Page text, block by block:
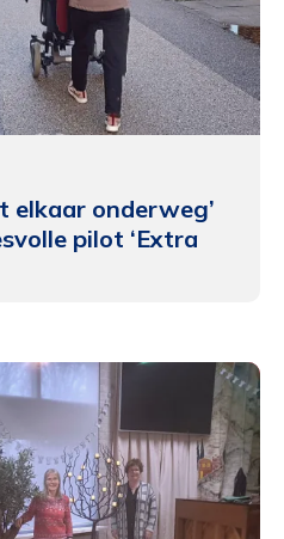
elkaar onderweg’
pilot ‘Extra